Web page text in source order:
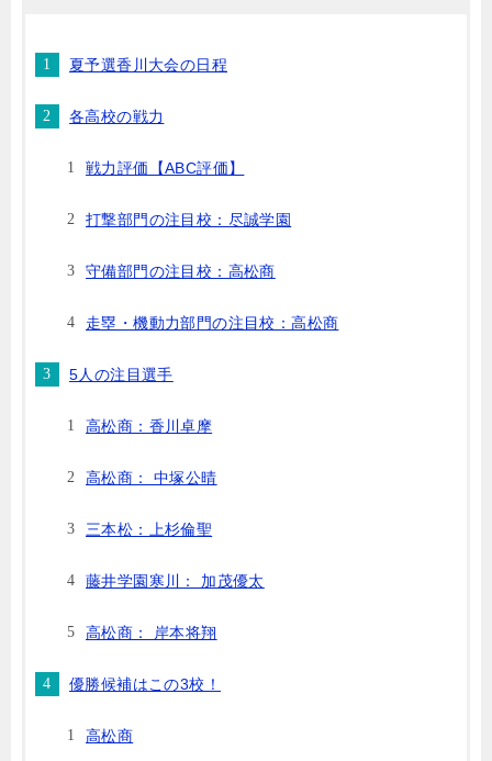
夏予選香川大会の日程
各高校の戦力
戦力評価【ABC評価】
打撃部門の注目校：尽誠学園
守備部門の注目校：高松商
走塁・機動力部門の注目校：高松商
5人の注目選手
高松商：香川卓摩
高松商： 中塚公晴
三本松：上杉倫聖
藤井学園寒川： 加茂優太
高松商： 岸本将翔
優勝候補はこの3校！
高松商